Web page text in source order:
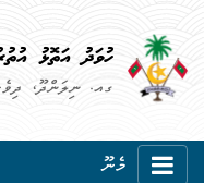
ހުވަދު އަތޮޅު
ގއ. ނިލަންދޫ،
މެނޫ